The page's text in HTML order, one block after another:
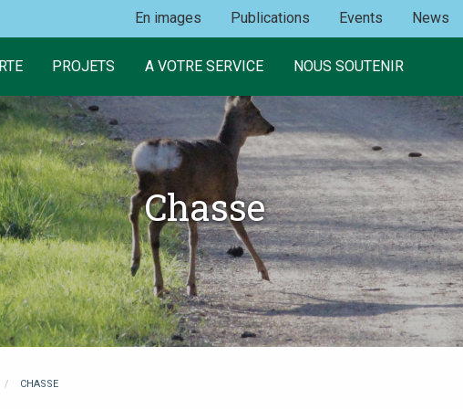
PROJETS A VOTRE SERVICE NOUS SOUTENIR
En images Publications Events News
Chasse
CHASSE